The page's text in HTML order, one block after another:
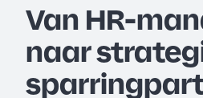
Van HR-
naar